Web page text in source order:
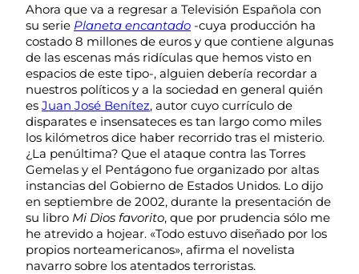
Ahora que va a regresar a Televisión Española con
su serie Planeta encantado -cuya producción ha
costado 8 millones de euros y que contiene algunas
de las escenas más ridículas que hemos visto en
espacios de este tipo-, alguien debería recordar a
nuestros políticos y a la sociedad en general quién
es Juan José Benítez, autor cuyo currículo de
disparates e insensateces es tan largo como miles
los kilómetros dice haber recorrido tras el misterio.
¿La penúltima? Que el ataque contra las Torres
Gemelas y el Pentágono fue organizado por altas
instancias del Gobierno de Estados Unidos. Lo dijo
en septiembre de 2002, durante la presentación de
su libro Mi Dios favorito, que por prudencia sólo me
he atrevido a hojear. «Todo estuvo diseñado por los
propios norteamericanos», afirma el novelista
navarro sobre los atentados terroristas.